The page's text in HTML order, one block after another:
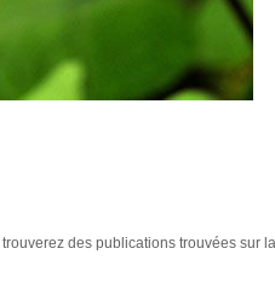
trouverez des publications trouvées sur